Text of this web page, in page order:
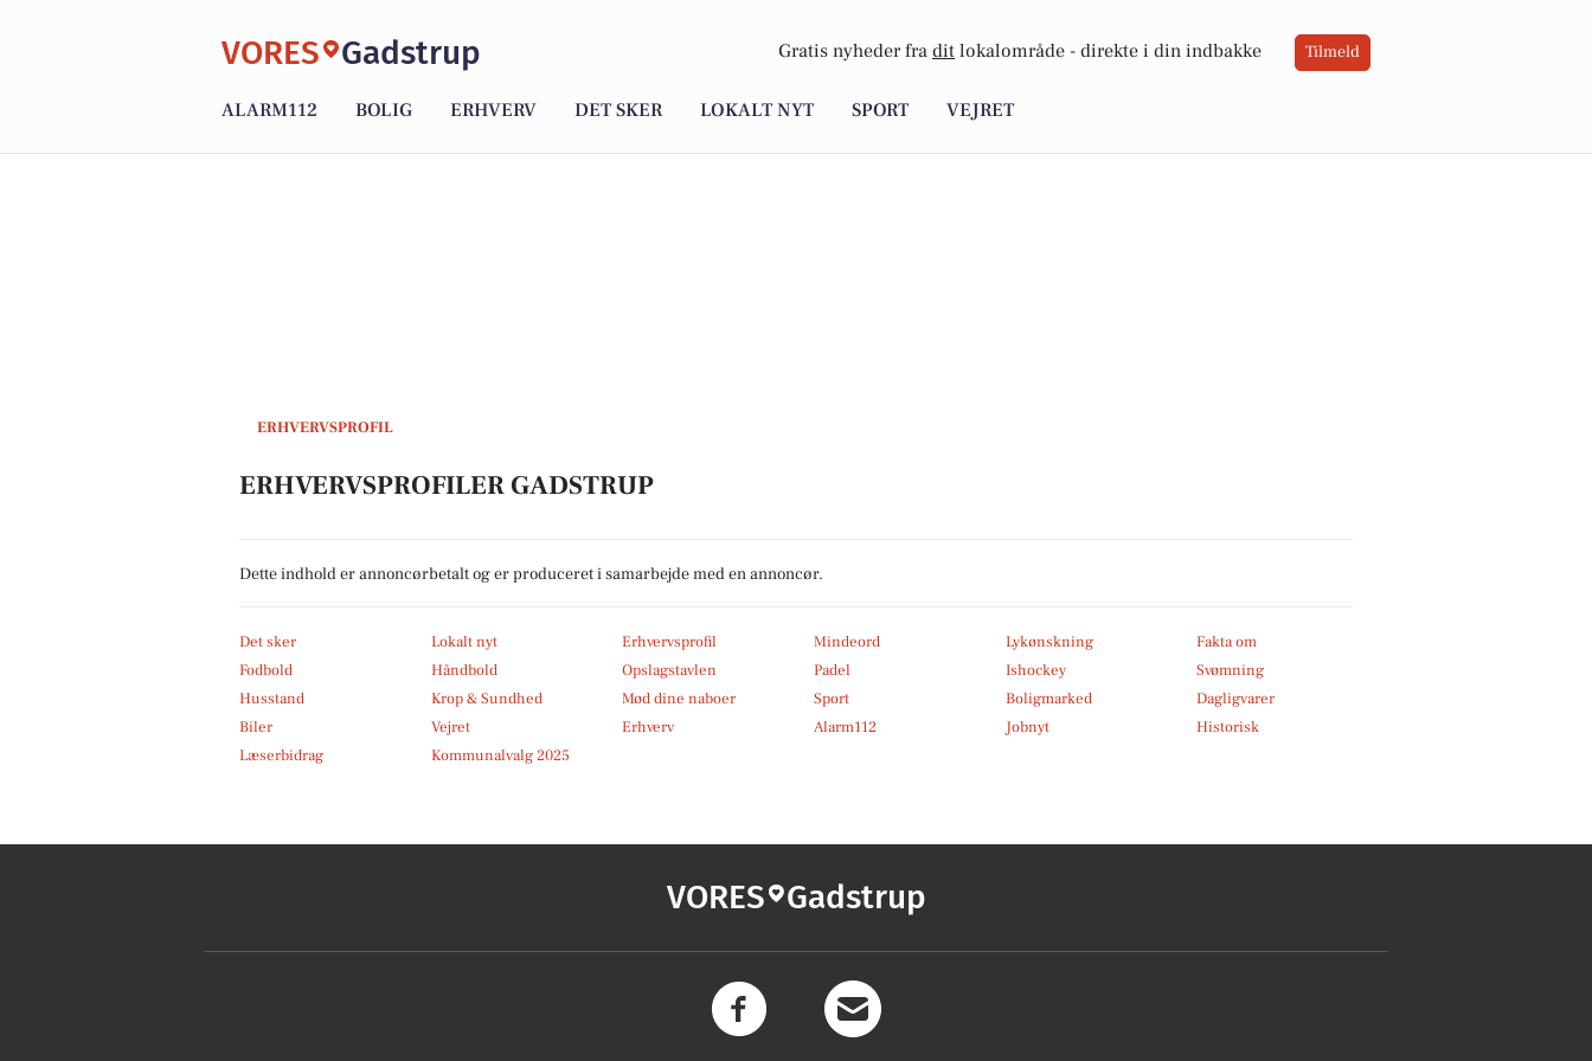
VORES Gadstrup Gratis nyheder fra dit lokalområde - direkte i din indbakke Tilmeld
ALARM112 BOLIG ERHVERV DET SKER LOKALT NYT SPORT VEJRET
ERHVERVSPROFIL
ERHVERVSPROFILER GADSTRUP
Dette indhold er annoncørbetalt og er produceret i samarbejde med en annoncør.
Det sker Lokalt nyt Erhvervsprofil Mindeord Lykønskning
Fakta om
Fodbold
Håndbold Opslagstavlen Padel Ishockey
Svømning
Husstand
Krop & Sundhed Mød dine naboer Sport Boligmarked
Dagligvarer
Biler
Vejret Erhverv Alarm112 Jobnyt
Historisk
Læserbidrag
Kommunalvalg 2025
VORES Gadstrup